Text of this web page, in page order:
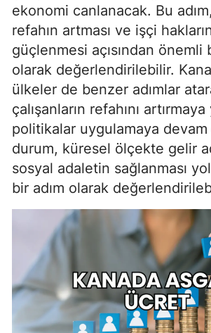
ekonomi canlanacak. Bu
refahın artması ve işçi
güçlenmesi açısından önemli
olarak değerlendirilebilir.
ülkeler de benzer adımlar
çalışanların refahını
politikalar uygulamaya
durum, küresel ölçekte gelir
sosyal adaletin sağlanması
bir adım olarak